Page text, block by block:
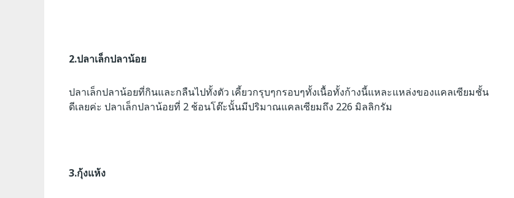
2.ปลาเล็กปลาน้อย
ปลาเล็กปลาน้อยที่กินและกลืนไปทั้งตัว เคี้ยวกรุบๆกรอบๆทั้งเนื้อทั้งก้างนี้แหละแหล่งของแคลเซียมชั้น
ดีเลยค่ะ ปลาเล็กปลาน้อยที่ 2 ช้อนโต๊ะนั้นมีปริมาณแคลเซียมถึง 226 มิลลิกรัม
3.กุ้งแห้ง